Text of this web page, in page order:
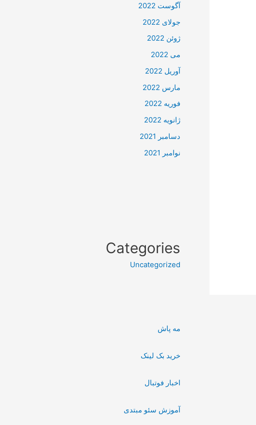
آگوست 2022
جولای 2022
ژوئن 2022
می 2022
آوریل 2022
مارس 2022
فوریه 2022
ژانویه 2022
دسامبر 2021
نوامبر 2021
Categories
Uncategorized
مه پاش
خرید بک لینک
اخبار فوتبال
آموزش سئو مبتدی